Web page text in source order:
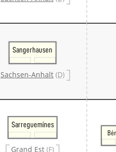
Sangerhausen
Sachsen-Anhalt (D)
Sarreguemines
Grand Est (F)